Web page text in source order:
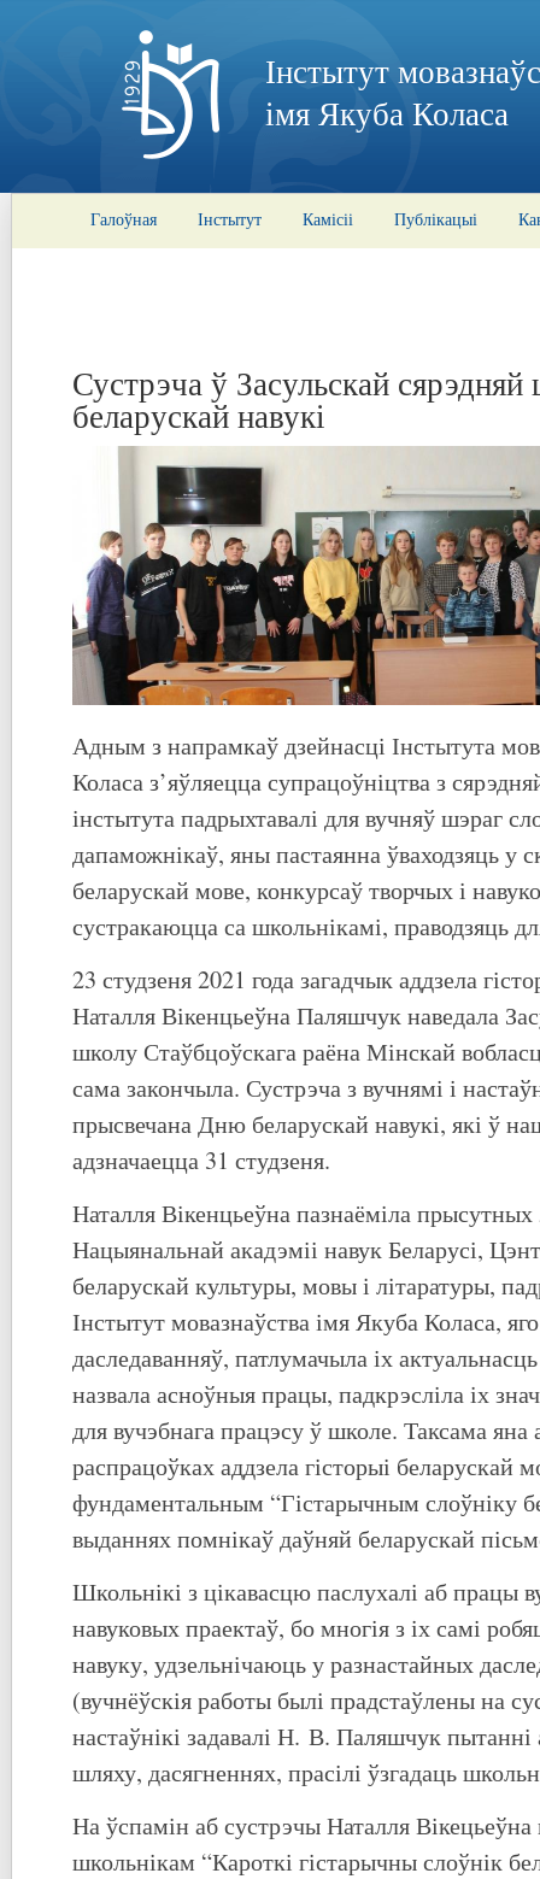
Інстытут
імя Якуба Коласа
Галоўная Інстытут Камісіі Публікацыі
Сустрэча ў Засульскай
беларускай навукі
Адным з напрамкаў дзейнасці Інстытута
Коласа з’яўляецца супрацоўніцтва з
інстытута падрыхтавалі для вучняў шэраг
дапаможнікаў, яны пастаянна ўваходзяць у
беларускай мове, конкурсаў творчых і
сустракаюцца са школьнікамі, праводзяць
23 студзеня 2021 года загадчык аддзела
Наталля Вікенцьеўна Паляшчук наведала
школу Стаўбцоўскага раёна Мінскай
сама закончыла. Сустрэча з вучнямі і
прысвечана Дню беларускай навукі, які ў
адзначаецца 31 студзеня.
Наталля Вікенцьеўна пазнаёміла прысутных
Нацыянальнай акадэміі навук Беларусі,
беларускай культуры, мовы і літаратуры,
Інстытут мовазнаўства імя Якуба Коласа,
даследаванняў, патлумачыла іх
назвала асноўныя працы, падкрэсліла іх
для вучэбнага працэсу ў школе. Таксама яна
распрацоўках аддзела гісторыі беларускай
фундаментальным “Гістарычным слоўніку
выданнях помнікаў даўняй беларускай
Школьнікі з цікавасцю паслухалі аб працы
навуковых праектаў, бо многія з іх самі
навуку, удзельнічаюць у разнастайных
(вучнёўскія работы былі прадстаўлены на
настаўнікі задавалі Н. В. Паляшчук
шляху, дасягненнях, прасілі ўзгадаць
На ўспамін аб сустрэчы Наталля Вікецьеўна
школьнікам “Кароткі гістарычны слоўнік